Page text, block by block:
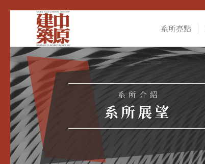
系所亮點
系 所 介 紹
系所展望